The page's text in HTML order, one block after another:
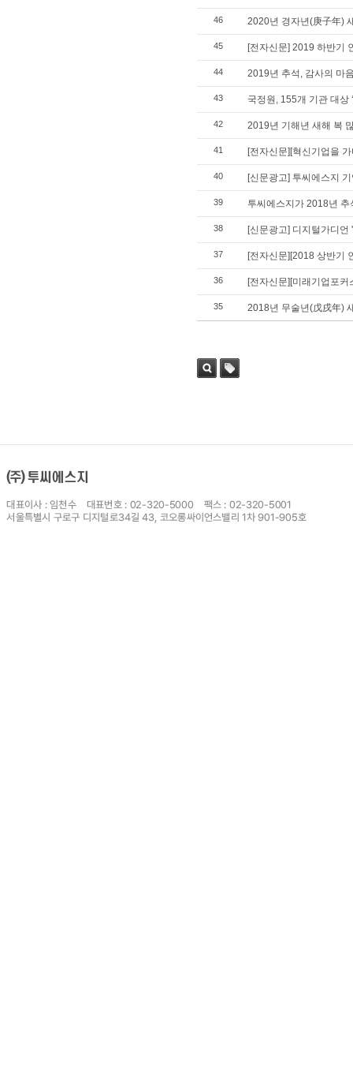
46 2020년 경자년(庚子年)
45 [전자신문] 2019 하반기
44 2019년 추석, 감사의 마
43 국정원, 155개 기관 대상
42 2019년 기해년 새해 복
41 [전자신문][혁신기업을
40 [신문광고] 투씨에스지
39 투씨에스지가 2018년
38 [신문광고] 디지털가디
37 [전자신문][2018 상반기
36 [전자신문][미래기업포
35 2018년 무술년(戊戌年)